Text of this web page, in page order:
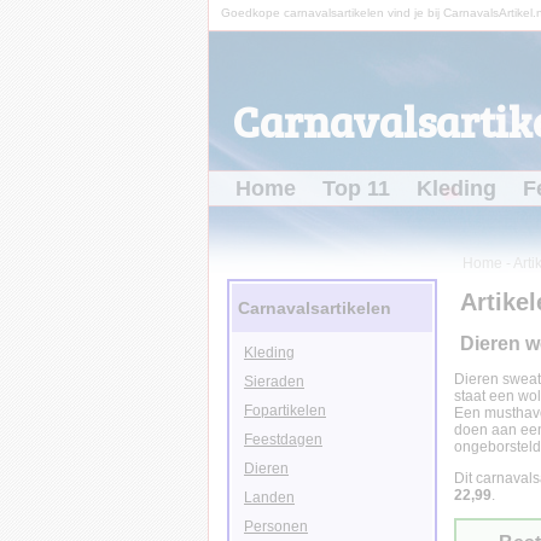
Goedkope carnavalsartikelen vind je bij
Home Top 11 Kleding
Home
Dieren
Dieren
staat een
Een
doen aan
Dit
22,99.
Carnavalsartikelen
Kleding
Sieraden
Fopartikelen
Feestdagen
Dieren
Landen
Personen